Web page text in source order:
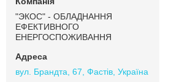
"ЭКОС" - ОБЛАДНАННЯ
ЕФЕКТИВНОГО
ЕНЕРГОСПОЖИВАННЯ
вул. Брандта, 67, Фастів, Україна